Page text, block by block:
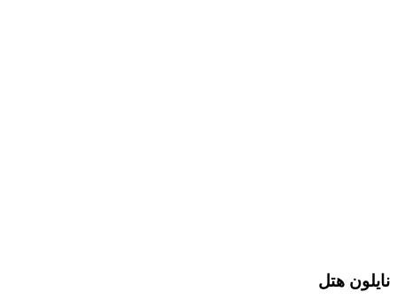
نایلون هتل